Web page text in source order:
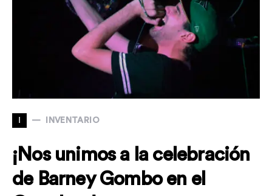
I INVENTARIO
¡Nos unimos a la celebración
de Barney Gombo en el